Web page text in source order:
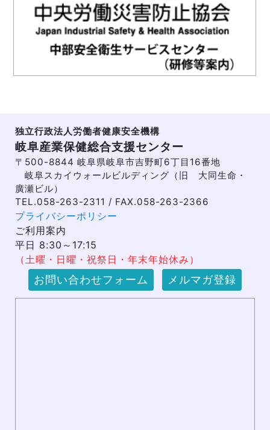
独立行政法人労働者健康安全機構
岐阜産業保健総合支援センター
〒500-8844 岐阜県岐阜市吉野町6丁目16番地
岐阜スカイウォールビルディング（旧 大同生命・
廣瀬ビル）
TEL.058-263-2311 / FAX.058-263-2366
プライバシーポリシー
ご利用案内
平日 8:30～17:15
（土曜・日曜・祝祭日・年末年始休み）
お問い合わせフォーム メルマガ登録